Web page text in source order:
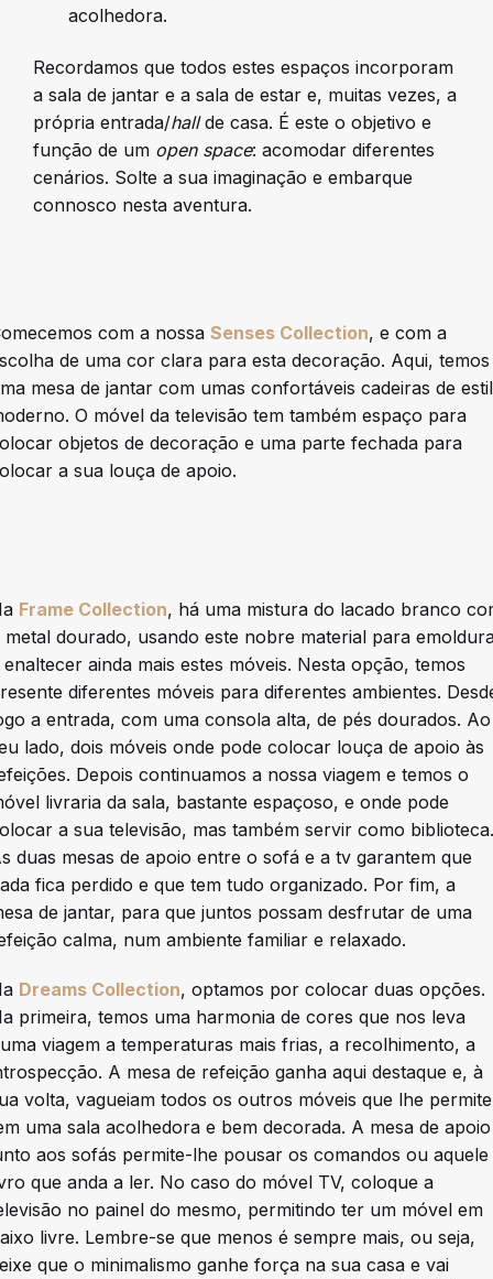
acolhedora.
Recordamos que todos estes espaços incorporam
a sala de jantar e a sala de estar e, muitas vezes, a
própria entrada/hallde casa. É este o objetivo e
função de um open space: acomodar diferentes
cenários. Solte a sua imaginação e embarque
connosco nesta aventura.
com a nossa Senses Collection, e com a
de uma cor clara para esta decoração. Aqui, temos
mesa de jantar com umas confortáveis cadeiras de
O móvel da televisão tem também espaço para
objetos de decoração e uma parte fechada para
a sua louça de apoio.
Frame Collection, há uma mistura do lacado branco
metal dourado, usando este nobre material para
enaltecer ainda mais estes móveis. Nesta opção, temos
diferentes móveis para diferentes ambientes.
a entrada, com uma consola alta, de pés dourados. Ao
lado, dois móveis onde pode colocar louça de apoio às
Depois continuamos a nossa viagem e temos o
livraria da sala, bastante espaçoso, e onde pode
a sua televisão, mas também servir como biblioteca.
duas mesas de apoio entre o sofá e a tv garantem que
fica perdido e que tem tudo organizado. Por fim, a
de jantar, para que juntos possam desfrutar de uma
calma, num ambiente familiar e relaxado.
Dreams Collection, optamos por colocar duas opções.
primeira, temos uma harmonia de cores que nos leva
viagem a temperaturas mais frias, a recolhimento, a
A mesa de refeição ganha aqui destaque e, à
volta, vagueiam todos os outros móveis que lhe permite
uma sala acolhedora e bem decorada. A mesa de apoio
aos sofás permite-lhe pousar os comandos ou aquele
que anda a ler. No caso do móvel TV, coloque a
no painel do mesmo, permitindo ter um móvel em
livre. Lembre-se que menos é sempre mais, ou seja,
que o minimalismo ganhe força na sua casa e vai